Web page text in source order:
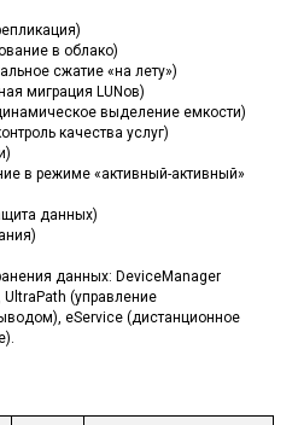
в облако)
сжатие «на лету»)
миграция LUNов)
выделение емкости)
качества услуг)
в режиме «активный-активный»
данных)
данных: DeviceManager
UltraPath (управление
eService (дистанционное